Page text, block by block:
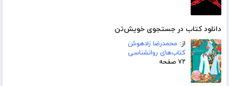
دانلود کتاب در جستجوی خویش‌تن
از: محمدرضا زادهوش
کتاب‌های روانشناسی
۷۲ صفحه